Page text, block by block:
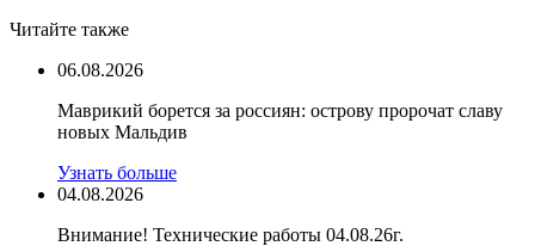
Читайте также
06.08.2026
Маврикий борется за россиян: острову пророчат славу
новых Мальдив
Узнать больше
04.08.2026
Внимание! Технические работы 04.08.26г.